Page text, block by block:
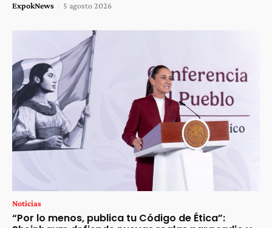
ExpokNews - 5 agosto 2026
Noticias
“Por lo menos, publica tu Código de Ética”: